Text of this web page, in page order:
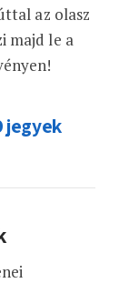
az olasz
majd le a
jegyek